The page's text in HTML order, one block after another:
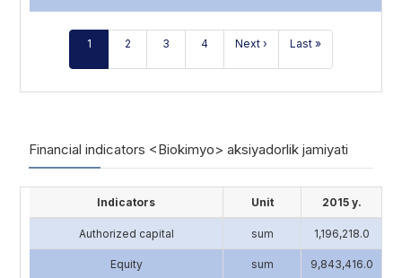
1 2 3 4 Next › Last »
Financial indicators <Biokimyo> aksiyadorlik jamiyati
Indicators Unit 2015 y.
Authorized capital sum 1,196,218.0
Equity sum 9,843,416.0